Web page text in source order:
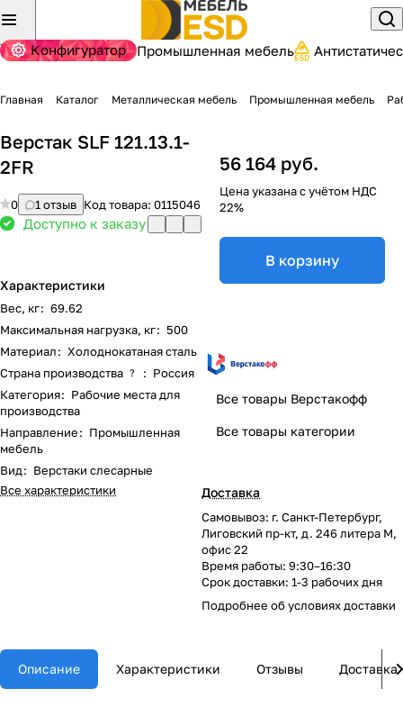
Конфигуратор Промышленная мебель
Главная Каталог Металлическая мебель Промышленная мебель
Верстак SLF 121.13.1-
2FR
0 1 отзыв Код товара: 0115046
Доступно к заказу
Характеристики
Вес, кг: 69.62
Максимальная нагрузка, кг: 500
Материал: Холоднокатаная сталь
Страна производства ? : Россия
Категория: Рабочие места для
производства
Направление: Промышленная
мебель
Вид: Верстаки слесарные
Все характеристики
56 164 руб.
Цена указана с учётом НДС
22%
В корзину
Все товары Верстакофф
Все товары категории
Доставка
Самовывоз: г. Санкт-Петербург,
Лиговский пр-кт, д. 246 литера М,
офис 22
Время работы: 9:30–16:30
Срок доставки: 1-3 рабочих дня
Подробнее обусловиях доставки
Описание Характеристики Отзывы Доставка